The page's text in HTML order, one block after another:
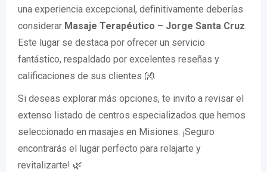
una experiencia excepcional, definitivamente deberías
considerar Masaje Terapéutico – Jorge Santa Cruz.
Este lugar se destaca por ofrecer un servicio
fantástico, respaldado por excelentes reseñas y
calificaciones de sus clientes 👐.
Si deseas explorar más opciones, te invito a revisar el
extenso listado de centros especializados que hemos
seleccionado en masajes en Misiones. ¡Seguro
encontrarás el lugar perfecto para relajarte y
revitalizarte! 🌿